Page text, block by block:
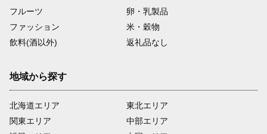
フルーツ
卵・乳製品
ファッション
米・穀物
飲料(酒以外)
返礼品なし
地域から探す
北海道エリア
関東エリア
東北エリア
中部エリア